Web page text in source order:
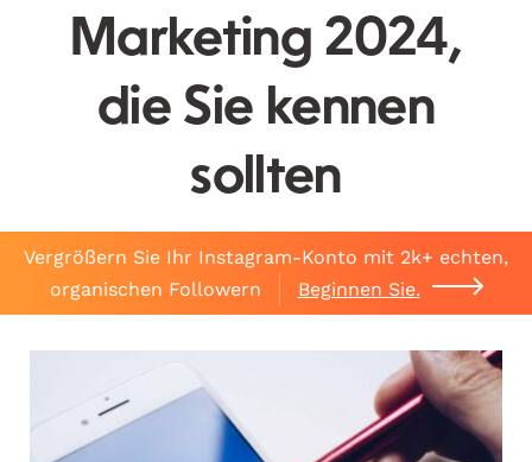
Twitter (𝕏)
Andere
Marketing 2024,
die Sie kennen
sollten
Vergrößern Sie Ihr Instagram-Konto mit 2k+ echten,
organischen Followern
Beginnen Sie.